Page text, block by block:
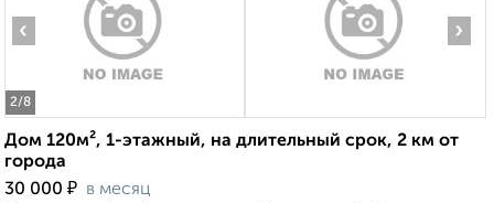
2/8
‹ ›
Дом 120м², 1-этажный, на длительный срок, 2 км от
города
30 000 ₽ в месяц